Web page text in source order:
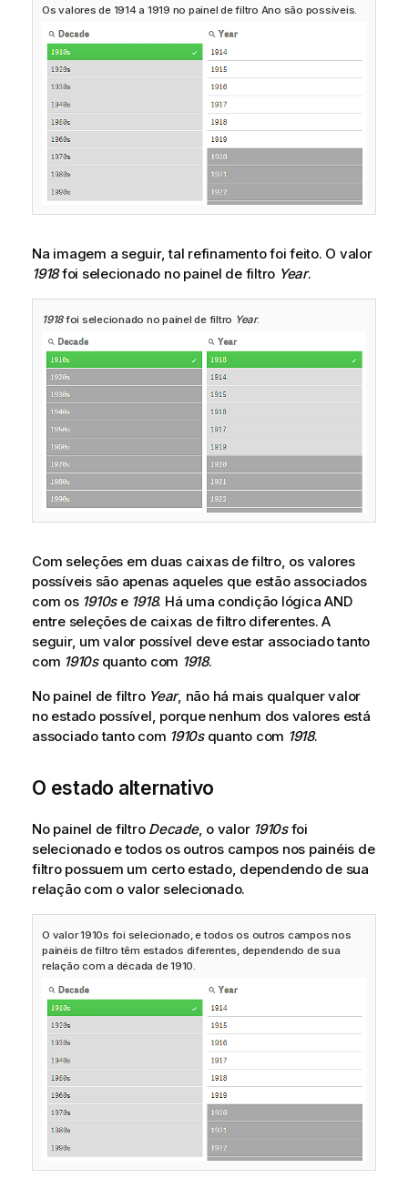
Os valores de 1914 a 1919 no painel de filtro Ano são possíveis.
Na imagem a seguir, tal refinamento foi feito. O valor
1918foi selecionado no painel de filtro Year.
1918foi selecionado no painel de filtro Year.
Com seleções em duas caixas de filtro, os valores
possíveis são apenas aqueles que estão associados
com os 1910se 1918. Há uma condição lógica AND
entre seleções de caixas de filtro diferentes. A
seguir, um valor possível deve estar associado tanto
com 1910squanto com 1918.
No painel de filtro Year, não há mais qualquer valor
no estado possível, porque nenhum dos valores está
associado tanto com 1910squanto com 1918.
O estado alternativo
No painel de filtro Decade, o valor 1910sfoi
selecionado e todos os outros campos nos painéis de
filtro possuem um certo estado, dependendo de sua
relação com o valor selecionado.
O valor 1910s foi selecionado, e todos os outros campos nos
painéis de filtro têm estados diferentes, dependendo de sua
relação com a década de 1910.